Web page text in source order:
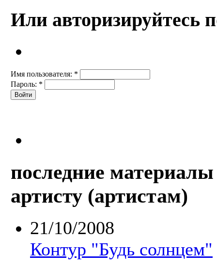
Или авторизируйтесь
Имя пользователя: *
Пароль: *
последние
артисту (артистам)
21/10/2008
Контур "Будь солнцем"